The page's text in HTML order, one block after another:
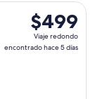
$499
Viaje
redondo,
$499
Viaje redondo
encontrado hace 5 días
14 nov.